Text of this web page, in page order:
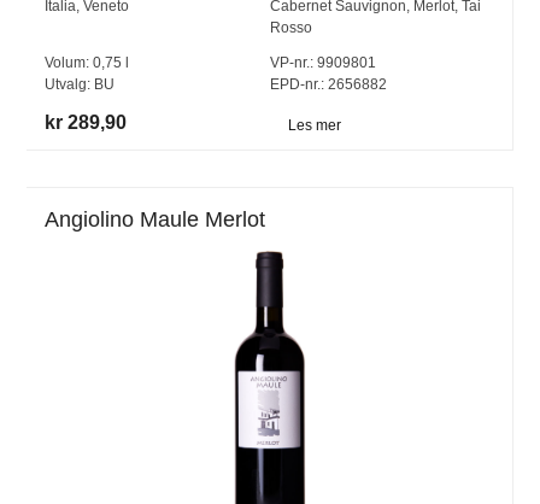
Italia,Veneto Cabernet Sauvignon, Merlot, Tai
Rosso
Volum:0,75
Utvalg: BU
VP-nr.:9909801
EPD-nr.: 2656882
kr 289,90 Les mer
Angiolino Maule Merlot